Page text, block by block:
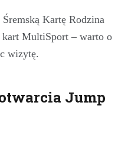
Kartę Rodzina
MultiSport – warto o
wizytę.
Jump